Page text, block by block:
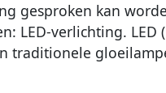
gesproken kan
LED-verlichting. LED
traditionele